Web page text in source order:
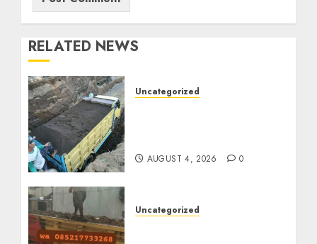
RELATED NEWS
Uncategorized
AUGUST 4, 2026 0
Uncategorized